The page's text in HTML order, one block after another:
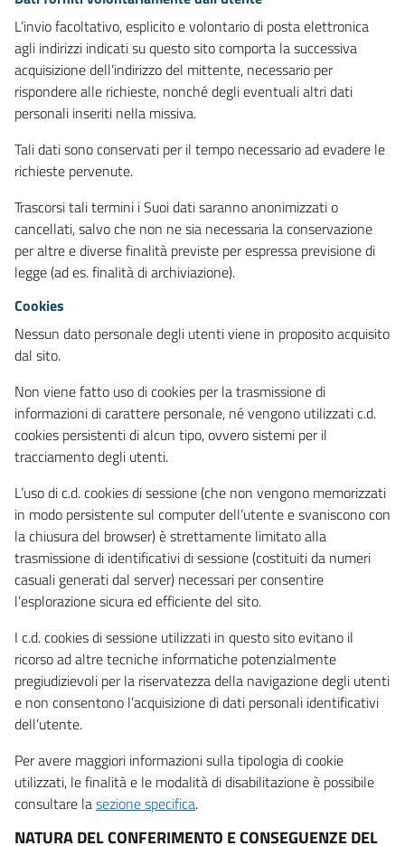
L’invio facoltativo, esplicito e volontario di posta elettronica
agli indirizzi indicati su questo sito comporta la successiva
acquisizione dell’indirizzo del mittente, necessario per
rispondere alle richieste, nonché degli eventuali altri dati
personali inseriti nella missiva.
Tali dati sono conservati per il tempo necessario ad evadere le
richieste pervenute.
Trascorsi tali termini i Suoi dati saranno anonimizzati o
cancellati, salvo che non ne sia necessaria la conservazione
per altre e diverse finalità previste per espressa previsione di
legge (ad es. finalità di archiviazione).
Cookies
Nessun dato personale degli utenti viene in proposito acquisito
dal sito.
Non viene fatto uso di cookies per la trasmissione di
informazioni di carattere personale, né vengono utilizzati c.d.
cookies persistenti di alcun tipo, ovvero sistemi per il
tracciamento degli utenti.
L’uso di c.d. cookies di sessione (che non vengono memorizzati
in modo persistente sul computer dell’utente e svaniscono con
la chiusura del browser) è strettamente limitato alla
trasmissione di identificativi di sessione (costituiti da numeri
casuali generati dal server) necessari per consentire
l’esplorazione sicura ed efficiente del sito.
I c.d. cookies di sessione utilizzati in questo sito evitano il
ricorso ad altre tecniche informatiche potenzialmente
pregiudizievoli per la riservatezza della navigazione degli utenti
e non consentono l’acquisizione di dati personali identificativi
dell’utente.
Per avere maggiori informazioni sulla tipologia di cookie
utilizzati, le finalità e le modalità di disabilitazione è possibile
consultare lasezione specifica.
NATURA DEL CONFERIMENTO E CONSEGUENZE DEL